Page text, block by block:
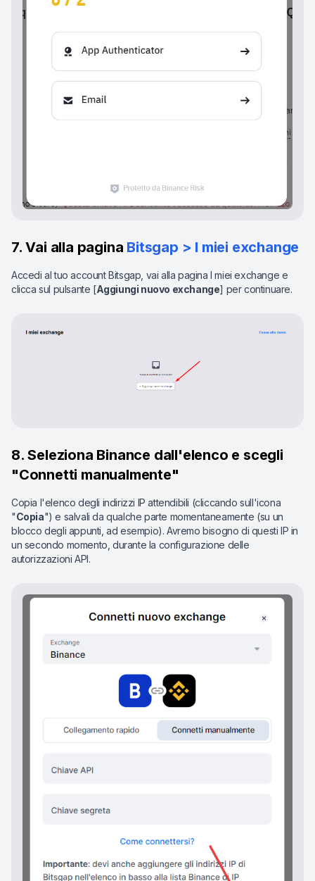
7. Vai alla pagina Bitsgap > I miei exchange
Accedi al tuo account Bitsgap, vai alla pagina I miei exchange e
clicca sul pulsante [Aggiungi nuovo exchange] per continuare.
8. Seleziona Binance dall'elenco e scegli
"Connetti manualmente"
Copia l'elenco degli indirizzi IP attendibili (cliccando sull'icona
"Copia") e salvali da qualche parte momentaneamente (su un
blocco degli appunti, ad esempio). Avremo bisogno di questi IP in
un secondo momento, durante la configurazione delle
autorizzazioni API.